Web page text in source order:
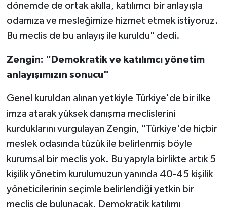
dönemde de ortak akılla, katılımcı bir anlayışla
odamıza ve mesleğimize hizmet etmek istiyoruz.
Bu meclis de bu anlayış ile kuruldu" dedi.
Zengin: "Demokratik ve katılımcı yönetim
anlayışımızın sonucu"
Genel kuruldan alınan yetkiyle Türkiye'de bir ilke
imza atarak yüksek danışma meclislerini
kurduklarını vurgulayan Zengin, "Türkiye'de hiçbir
meslek odasında tüzük ile belirlenmiş böyle
kurumsal bir meclis yok. Bu yapıyla birlikte artık 5
kişilik yönetim kurulumuzun yanında 40-45 kişilik
yöneticilerinin seçimle belirlendiği yetkin bir
meclis de bulunacak. Demokratik katılımı